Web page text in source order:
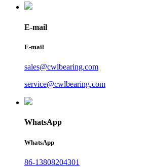
E-mail
E-mail
sales@cwlbearing.com
service@cwlbearing.com
WhatsApp
WhatsApp
86-13808204301